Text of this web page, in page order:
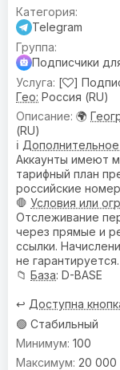
Telegram
Подписчики
[
]
Гео: Россия (RU)
🌍
(RU)
ℹ️
Аккаунты имеют
тарифный план
российские
🛑 Условия или
Отслеживание
через прямые и
ссылки.
не гарантируется.
📁 База: D-BASE
↩️ Доступна
🟢 Стабильный
100
20 000